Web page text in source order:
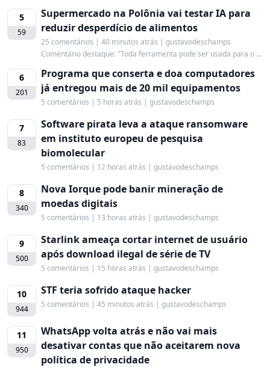
5
59
Supermercado na Polônia vai testar IA para
reduzir desperdício de alimentos
25 comentários | 40 minutos atrás | gustavodeschamps
Comentário destaque: "Toda ferramenta pode ser usada para o mal e para o bem, e nesse caso, para o bem."
6
201
Programa que conserta e doa computadores
já entregou mais de 20 mil equipamentos
5 comentários | 5 horas atrás | gustavodeschamps
7
83
Software pirata leva a ataque ransomware
em instituto europeu de pesquisa
biomolecular
5 comentários | 12 horas atrás | gustavodeschamps
8
340
Nova Iorque pode banir mineração de
moedas digitais
5 comentários | 13 horas atrás | gustavodeschamps
9
500
Starlink ameaça cortar internet de usuário
após download ilegal de série de TV
5 comentários | 15 horas atrás | gustavodeschamps
10
944
STF teria sofrido ataque hacker
5 comentários | 45 minutos atrás | gustavodeschamps
11
950
WhatsApp volta atrás e não vai mais
desativar contas que não aceitarem nova
política de privacidade